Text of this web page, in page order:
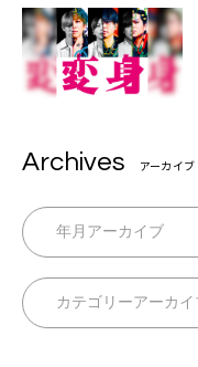
Archives アーカイブ